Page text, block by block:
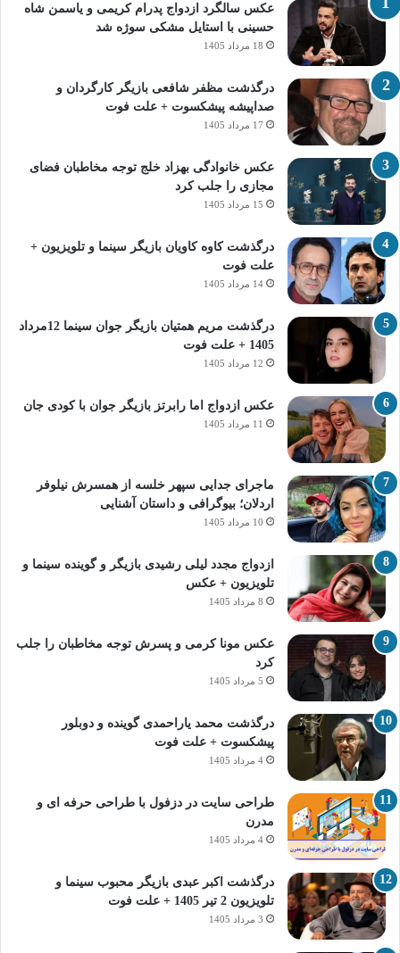
عکس سالگرد ازدواج پدرام کریمی و یاسمن شاه‌
حسینی با استایل مشکی سوژه شد
18 مرداد 1405
درگذشت مظفر شافعی بازیگر کارگردان و
صداپیشه پیشکسوت + علت فوت
17 مرداد 1405
عکس خانوادگی بهزاد خلج توجه مخاطبان فضای
مجازی را جلب کرد
15 مرداد 1405
درگذشت کاوه کاویان بازیگر سینما و تلویزیون +
علت فوت
14 مرداد 1405
درگذشت مریم همتیان بازیگر جوان سینما 12مرداد
1405 + علت فوت
12 مرداد 1405
عکس ازدواج اما رابرتز بازیگر جوان با کودی جان
11 مرداد 1405
ماجرای جدایی سپهر خلسه از همسرش نیلوفر
اردلان؛ بیوگرافی و داستان آشنایی
10 مرداد 1405
ازدواج مجدد لیلی رشیدی بازیگر و گوینده سینما و
تلویزیون + عکس
8 مرداد 1405
عکس مونا کرمی و پسرش توجه مخاطبان را جلب
کرد
5 مرداد 1405
درگذشت محمد یاراحمدی گوینده و دوبلور
پیشکسوت + علت فوت
4 مرداد 1405
طراحی سایت در دزفول با طراحی حرفه‌ ای و
مدرن
4 مرداد 1405
درگذشت اکبر عبدی بازیگر محبوب سینما و
تلویزیون 2 تیر 1405 + علت فوت
3 مرداد 1405